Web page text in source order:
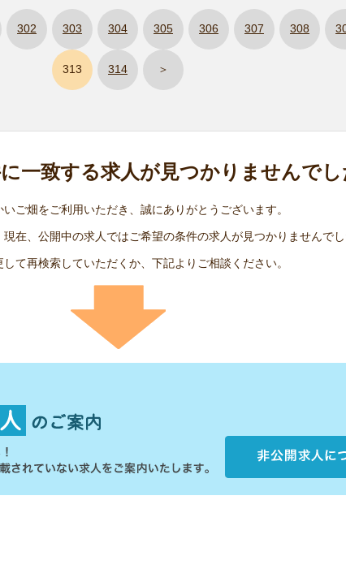
302 303 304 305 306 307 308
313 314 ＞
一致する求人が見つかりませんでし
いご畑をご利用いただき、誠にありがとうございます。
在、公開中の求人ではご希望の条件の求人が見つかりませんでし
て再検索していただくか、下記よりご相談ください。